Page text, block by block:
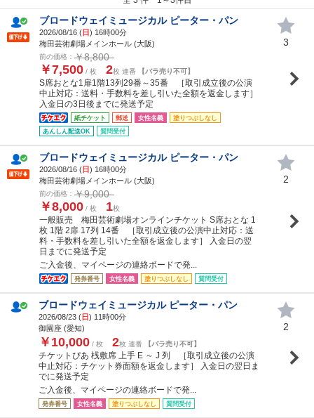
ブロードウェイミュージカル ピーター・パン
2026/08/16 (日) 16時00分
梅田芸術劇場メインホール (大阪)
前の価格： ￥8,800
￥7,500 / 枚 2枚 連番 【バラ売り不可】
S席おとな1扉1階13列29番～35番 ［取引成立後の公演
中止対応：送料・手数料を差し引いた全額を返金します］
入金日の3日後までに発送予定
紙チケット 郵送 女性名義
塗りつぶしなし
あんしん配送OK
質問受付
3
ブロードウェイミュージカル ピーター・パン
2026/08/16 (日) 16時00分
梅田芸術劇場メインホール (大阪)
前の価格： ￥9,000
￥8,000 / 枚 1枚
一般販売 梅田芸術劇場オンラインチケット S席おとな 1
枚 1階 2扉 17列 14番 ［取引成立後の公演中止対応：送
料・手数料を差し引いた全額を返金します］ 入金日の翌
日までに発送予定
ご入金後、マイページの連絡ボードで発...
発券番号 女性名義 塗りつぶしなし 質問受付
2
ブロードウェイミュージカル ピーター・パン
2026/08/23 (日) 11時00分
御園座 (愛知)
￥10,000 / 枚 2枚 連番 【バラ売り不可】
チケットぴあ 桟敷席 上手 E ～ J 列 ［取引成立後の公演
中止対応：チケット券面額を返金します］ 入金日の翌日ま
でに発送予定
ご入金後、マイページの連絡ボードで発...
発券番号 女性名義 塗りつぶしなし 質問受付
2